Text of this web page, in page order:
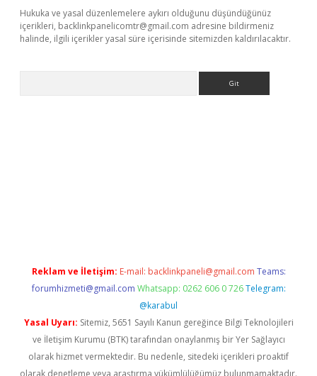
Hukuka ve yasal düzenlemelere aykırı olduğunu düşündüğünüz
içerikleri, backlinkpanelicomtr@gmail.com adresine bildirmeniz
halinde, ilgili içerikler yasal süre içerisinde sitemizden kaldırılacaktır.
Reklam ve İletişim: E-mail: backlinkpaneli@gmail.com Teams:
forumhizmeti@gmail.com Whatsapp: 0262 606 0 726 Telegram:
@karabul
Yasal Uyarı: Sitemiz, 5651 Sayılı Kanun gereğince Bilgi Teknolojileri
ve İletişim Kurumu (BTK) tarafından onaylanmış bir Yer Sağlayıcı
olarak hizmet vermektedir. Bu nedenle, sitedeki içerikleri proaktif
olarak denetleme veya araştırma yükümlülüğümüz bulunmamaktadır.